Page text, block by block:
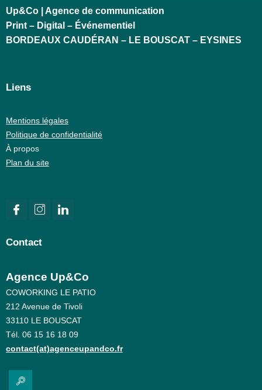
Up&Co | Agence de communication
Print – Digital – Événementiel
BORDEAUX CAUDÉRAN – LE BOUSCAT – EYSINES
Liens
Mentions légales
Politique de confidentialité
À propos
Plan du site
Contact
Agence Up&Co
COWORKING LE PATIO
212 Avenue de Tivoli
33110 LE BOUSCAT
Tél. 06 15 16 18 09
contact(at)agenceupandco.fr